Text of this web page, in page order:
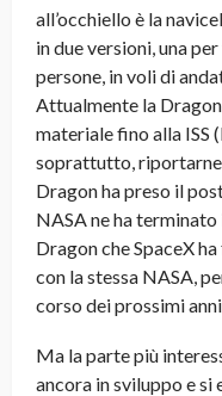
all’occhiello è la
in due versioni, una
persone, in voli di
Attualmente la
materiale fino alla ISS
soprattutto, riportarne
Dragon ha preso il
NASA ne ha
Dragon che SpaceX
con la stessa NASA,
corso dei prossimi anni.
Ma la parte più
ancora in sviluppo e si